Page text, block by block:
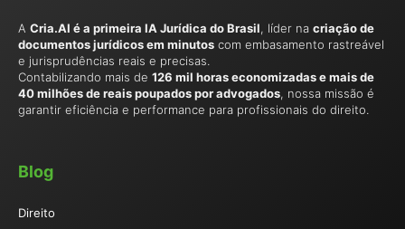
A Cria.AI é a primeira IA Jurídica do Brasil, líder na criação de
documentos jurídicos em minutos com embasamento rastreável
e jurisprudências reais e precisas.
Contabilizando mais de 126 mil horas economizadas e mais de
40 milhões de reais poupados por advogados, nossa missão é
garantir eficiência e performance para profissionais do direito.
Blog
Direito